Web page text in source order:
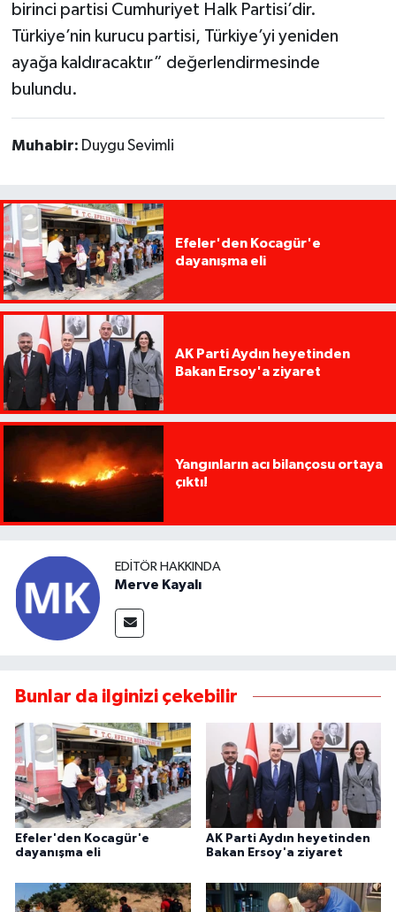
birinci partisi Cumhuriyet Halk Partisi’dir.
Türkiye’nin kurucu partisi, Türkiye’yi yeniden
ayağa kaldıracaktır” değerlendirmesinde
bulundu.
Muhabir: Duygu Sevimli
Efeler'den Kocagür'e
dayanışma eli
AK Parti Aydın heyetinden
Bakan Ersoy'a ziyaret
Yangınların acı bilançosu ortaya
çıktı!
EDITÖR HAKKINDA
Merve Kayalı
Bunlar da ilginizi çekebilir
Efeler'den Kocagür'e
dayanışma eli
AK Parti Aydın heyetinden
Bakan Ersoy'a ziyaret